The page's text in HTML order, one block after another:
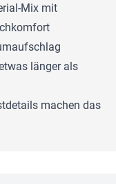
Mix mit
länger als
machen das